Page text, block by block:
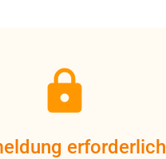
lock
erforderlich